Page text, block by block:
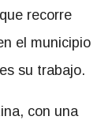
recorre
el municipio
su trabajo.
con una